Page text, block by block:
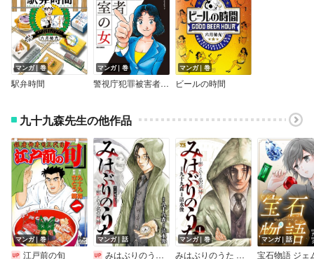
マンガ｜巻
駅弁時間
マンガ｜巻
警視庁犯罪被害者支援室の女
マンガ｜巻
ビールの時間
九十九森先生の他作品
マンガ｜巻
江戸前の旬
マンガ｜話
みはぶりのうた ～影という名の死神～（話売り）
マンガ｜巻
みはぶりのうた ～影という名の死神～
マンガ｜話